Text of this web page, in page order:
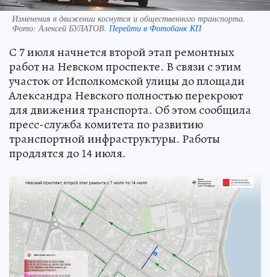
Изменения в движении коснутся и общественного транспорта.
Фото:Алексей БУЛАТОВ. Перейти в Фотобанк КП
С 7 июля начнется второй этап ремонтных
работ на Невском проспекте. В связи с этим
участок от Исполкомской улицы до площади
Александра Невского полностью перекроют
для движения транспорта. Об этом сообщила
пресс-служба комитета по развитию
транспортной инфраструктуры. Работы
продлятся до 14 июля.